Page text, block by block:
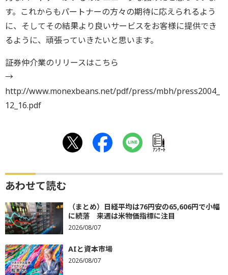
す。これからもパートナーの方々の期待に応えられるよう
に、そしてその結果より良いサービスをお客様に提供でき
るように、頑張っていきたいと思います。
証券仲介業のリリースはこちら
→
http://www.monexbeans.net/pdf/press/mbh/press2004_
12_16.pdf
ｱﾝｹｰﾄ
あわせて読む
（まとめ）日経平均は76円安の65,606円で小幅
に続落 来週は米物価指標に注目
2026/08/07
AIと資本市場
2026/08/07